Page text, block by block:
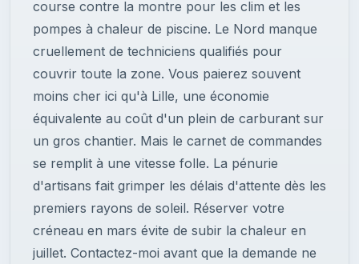
course contre la montre pour les clim et les
pompes à chaleur de piscine. Le Nord manque
cruellement de techniciens qualifiés pour
couvrir toute la zone. Vous paierez souvent
moins cher ici qu'à Lille, une économie
équivalente au coût d'un plein de carburant sur
un gros chantier. Mais le carnet de commandes
se remplit à une vitesse folle. La pénurie
d'artisans fait grimper les délais d'attente dès les
premiers rayons de soleil. Réserver votre
créneau en mars évite de subir la chaleur en
juillet. Contactez-moi avant que la demande ne